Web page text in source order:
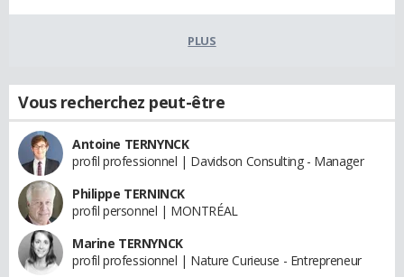
PLUS
Vous recherchez peut-être
Antoine TERNYNCK
profil professionnel | Davidson Consulting - Manager
Philippe TERNINCK
profil personnel | MONTRÉAL
Marine TERNYNCK
profil professionnel | Nature Curieuse - Entrepreneur